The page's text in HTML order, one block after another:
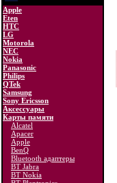
Apple
Eten
HTC
LG
Motorola
NEC
Nokia
Panasonic
Philips
QTek
Samsung
Sony Ericsson
Аксессуары
Карты памяти
Alcatel
Apacer
Apple
BenQ
Bluetooth адаптеры
BT Jabra
BT Nokia